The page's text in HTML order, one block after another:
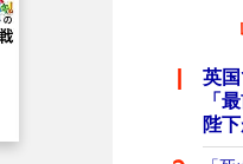
英
「
陛